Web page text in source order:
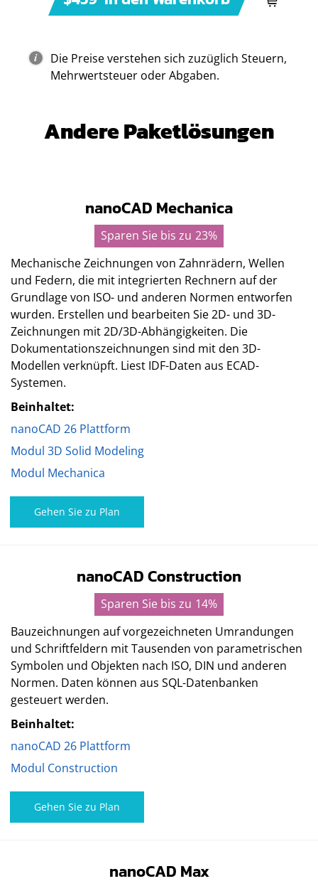
Die Preise verstehen sich zuzüglich Steuern,
Mehrwertsteuer oder Abgaben.
Andere Paketlösungen
nanoCAD Mechanica
Sparen Sie bis zu 23%
Mechanische Zeichnungen von Zahnrädern, Wellen
und Federn, die mit integrierten Rechnern auf der
Grundlage von ISO- und anderen Normen entworfen
wurden. Erstellen und bearbeiten Sie 2D- und 3D-
Zeichnungen mit 2D/3D-Abhängigkeiten. Die
Dokumentationszeichnungen sind mit den 3D-
Modellen verknüpft. Liest IDF-Daten aus ECAD-
Systemen.⁢
Beinhaltet:
nanoCAD 26 Plattform
Modul 3D Solid Modeling
Modul Mechanica
Gehen Sie zu Plan
nanoCAD Construction
Sparen Sie bis zu 14%
Bauzeichnungen auf vorgezeichneten Umrandungen
und Schriftfeldern mit Tausenden von parametrischen
Symbolen und Objekten nach ISO, DIN und anderen
Normen. Daten können aus SQL-Datenbanken
gesteuert werden.⁢
Beinhaltet:
nanoCAD 26 Plattform
Modul Construction
Gehen Sie zu Plan
nanoCAD Max